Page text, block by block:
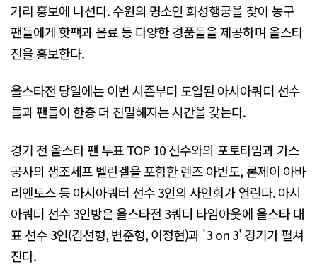
거리 홍보에 나선다. 수원의 명소인 화성행궁을 찾아 농구
팬들에게 핫팩과 음료 등 다양한 경품들을 제공하며 올스타
전을 홍보한다.
올스타전 당일에는 이번 시즌부터 도입된 아시아쿼터 선수
들과 팬들이 한층 더 친밀해지는 시간을 갖는다.
경기 전 올스타 팬 투표 TOP 10 선수와의 포토타임과 가스
공사의 샘조세프 벨란겔을 포함한 렌즈 아반도, 론제이 아바
리엔토스 등 아시아쿼터 선수 3인의 사인회가 열린다. 아시
아쿼터 선수 3인방은 올스타전 3쿼터 타임아웃에 올스타 대
표 선수 3인(김선형, 변준형, 이정현)과 '3 on 3' 경기가 펼쳐
진다.